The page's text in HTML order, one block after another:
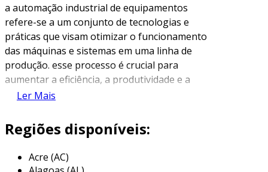
a automação industrial de equipamentos
refere-se a um conjunto de tecnologias e
práticas que visam otimizar o funcionamento
das máquinas e sistemas em uma linha de
produção. esse processo é crucial para
aumentar a eficiência, a produtividade e a
segurança das operações industriais. com o
tornado cada vez mais sofisticada,
incorporando inteligência artificial, robótica e
internet das coisas (iot).
Ler Mais
Regiões disponíveis:
Acre (AC)